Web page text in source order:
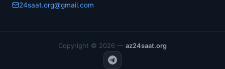
24saat.org@gmail.com
Copyright © 2026 — az24saat.org